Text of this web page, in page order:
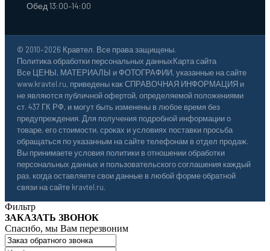
Обед 13:00–14:00
© 2010–2026 Кравтел. Все права защищены.
Политика обработки персональных данныхКарта сайта
Все ЦЕНЫ, МАТЕРИАЛЫ и ФОТОГРАФИИ, указанные на сайте
www.kravtel.ru, приведены как СПРАВОЧНАЯ ИНФОРМАЦИЯ и
не являются публичной офертой, определяемой положениями
ст. 437 ГК РФ, и могут быть изменены в любое время без
предупреждения. Для получения подробной информации о
товаре, его стоимости, сроках и условиях поставки просьба
обращаться по указанным на сайте телефонам в отдел продаж.
Вы принимаете условия политики в отношении обработки
персональных данных и пользовательского соглашения каждый
раз, когда оставляете свои данные в любой форме обратной
связи на сайте kravtel.ru.
Фильтр
ЗАКАЗАТЬ ЗВОНОК
Спасибо, мы Вам перезвоним